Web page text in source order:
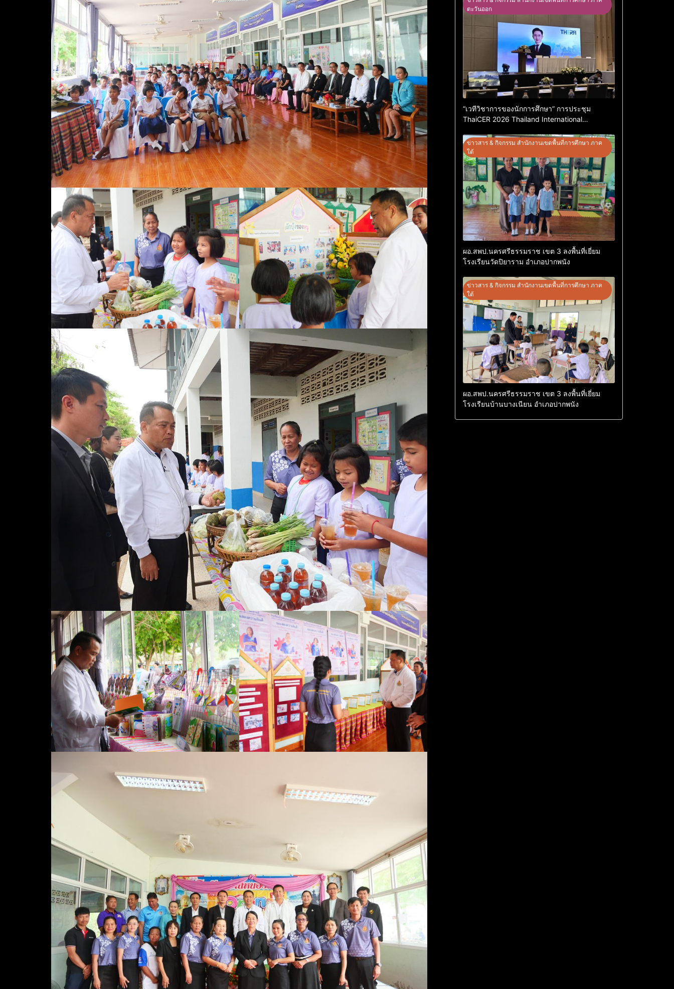
ตะวันออก
“เวทีวิชาการของนักการศึกษา” การประชุม
ThaiCER 2026 Thailand International
2026
ข่าวสาร & กิจกรรม สำนักงานเขตพื้นที่การศึกษา ภาค
ใต้
ผอ.สพป.นครศรีธรรมราช เขต 3 ลงพื้นที่เยี่ยม
โรงเรียนวัดปิยาราม อำเภอปากพนัง
ข่าวสาร & กิจกรรม สำนักงานเขตพื้นที่การศึกษา ภาค
ใต้
ผอ.สพป.นครศรีธรรมราช เขต 3 ลงพื้นที่เยี่ยม
โรงเรียนบ้านบางเนียน อำเภอปากพนัง